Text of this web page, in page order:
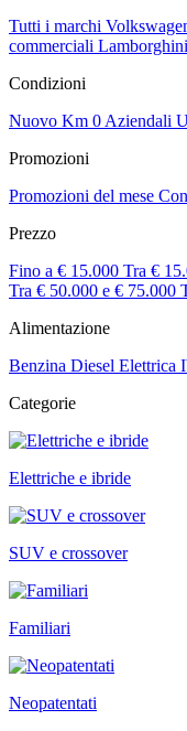
Tutti i marchi
commerciali Lamborghini
Condizioni
Nuovo Km 0 Aziendali
Promozioni
Promozioni del mese
Prezzo
Fino a € 15.000 Tra €
Tra € 50.000 e € 75.000
Alimentazione
Benzina Diesel Elettrica
Categorie
Elettriche e ibride
SUV e crossover
Familiari
Neopatentati